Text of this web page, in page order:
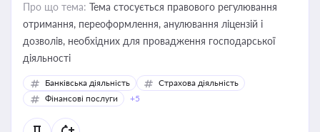
Про що тема: Тема стосується правового регулювання
отримання, переоформлення, анулювання ліцензій і
дозволів, необхідних для провадження господарської
діяльності
Банківська діяльність
Страхова діяльність
Фінансові послуги
+5